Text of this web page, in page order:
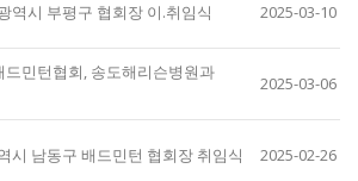
역시 부평구 협회장 이.취임식 2025-03-10
드민턴협회, 송도해리슨병원과
2025-03-06
시 남동구 배드민턴 협회장 취임식 2025-02-26